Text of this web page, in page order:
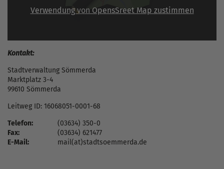
Verwendung von OpensSreet Map zustimmen
Kontakt:
Stadtverwaltung Sömmerda
Marktplatz 3-4
99610 Sömmerda
Leitweg ID: 16068051-0001-68
Telefon:
(03634) 350-0
Fax:
(03634) 621477
E-Mail:
mail(at)stadtsoemmerda.de